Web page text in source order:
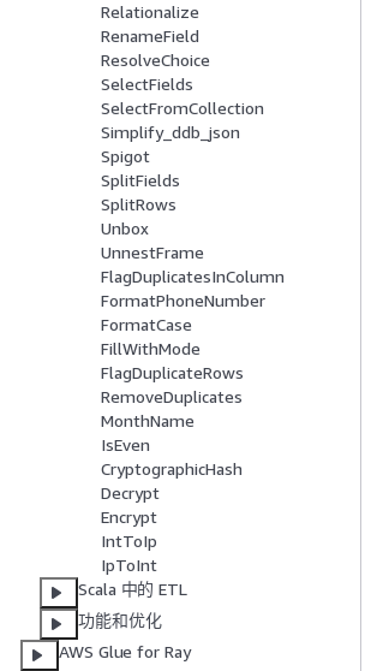
Relationalize
RenameField
ResolveChoice
SelectFields
SelectFromCollection
Simplify_ddb_json
Spigot
SplitFields
SplitRows
Unbox
UnnestFrame
FlagDuplicatesInColumn
FormatPhoneNumber
FormatCase
FillWithMode
FlagDuplicateRows
RemoveDuplicates
MonthName
IsEven
CryptographicHash
Decrypt
Encrypt
IntToIp
IpToInt
Scala 中的 ETL
功能和优化
AWS Glue for Ray